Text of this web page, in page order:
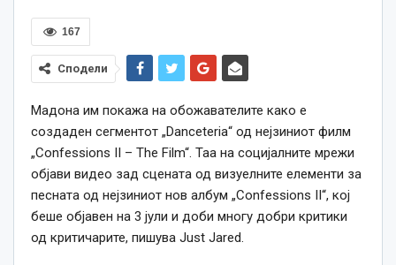
167
Сподели
Мадона им покажа на обожавателите како е
создаден сегментот „Danceteria“ од нејзиниот филм
„Confessions II – The Film“. Таа на социјалните мрежи
објави видео зад сцената од визуелните елементи за
песната од нејзиниот нов албум „Confessions II“, кој
беше објавен на 3 јули и доби многу добри критики
од критичарите, пишува Just Jared.